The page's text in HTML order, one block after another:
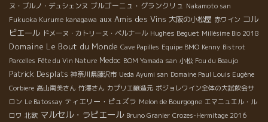
ヌ・ブルノ・デュシェンヌ ブルゴーニュ・グランクリュ Nakamoto san
Fukuoka Kurume kanagawa aux Amis des Vins 大阪の小松屋 赤ワイン コル
ビエール ドメーヌ・カトリーヌ・ベルナール Hughes Beguet Millésime Bio 2018
Domaine Le Bout du Monde Cave Papilles Equipe BMO Kenny Bistrot
Parcelles Fête du Vin Nature Medoc BOM Yamada san 小松 Fou du Beaujo
Patrick Desplats 神奈川県藤沢市 Ueda Ayumi san Domaine Paul Louis Eugène
Corbiere 高山南美さん 竹澤さん カプリエ醸造元 ボジョレワイン全体の大試飲会サ
ロン Le Batossay ティエリー・ピュズラ Melon de Bourgogne エマニュエル・ル
ロワ 北欧 マルセル・ラピエール Bruno Granier Crozes-Hermitage 2016